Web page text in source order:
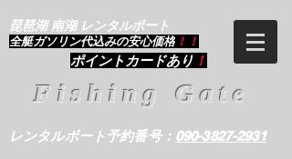
琵琶湖 南湖 レンタルボート
​全艇ガソリン代込みの安心価格 ！！
ポイントカードあり ！
Fishing Gate
レンタルボート予約番号： 090-3827-2931